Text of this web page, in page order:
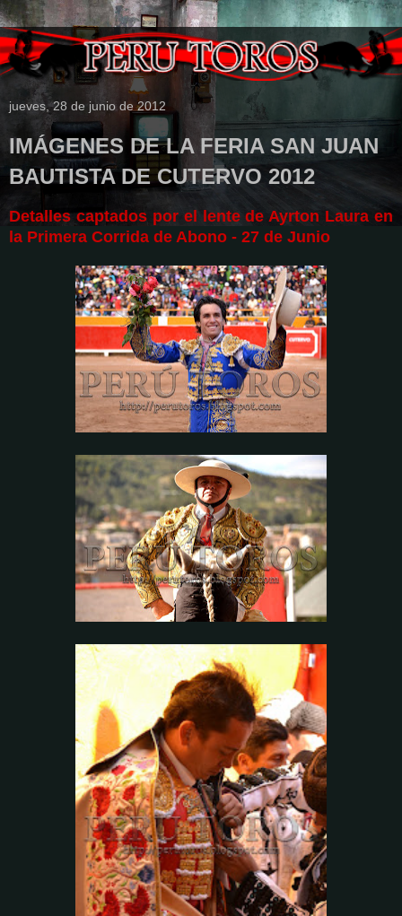
jueves, 28 de junio de 2012
IMÁGENES DE LA FERIA SAN JUAN
BAUTISTA DE CUTERVO 2012
Detalles captados por el lente de Ayrton Laura en
la Primera Corrida de Abono - 27 de Junio